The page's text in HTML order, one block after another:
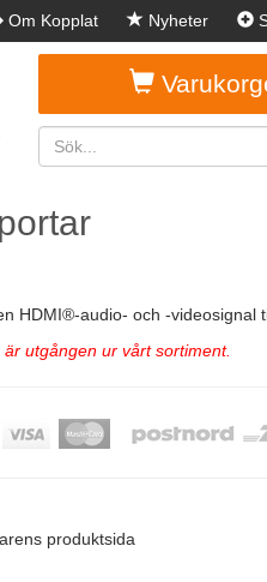
Om Kopplat Nyheter
HDMI®-audio- och -videosignal
utgången ur vårt sortiment.
produktsida